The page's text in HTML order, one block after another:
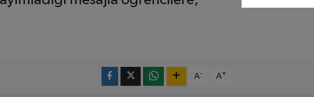
A- A+